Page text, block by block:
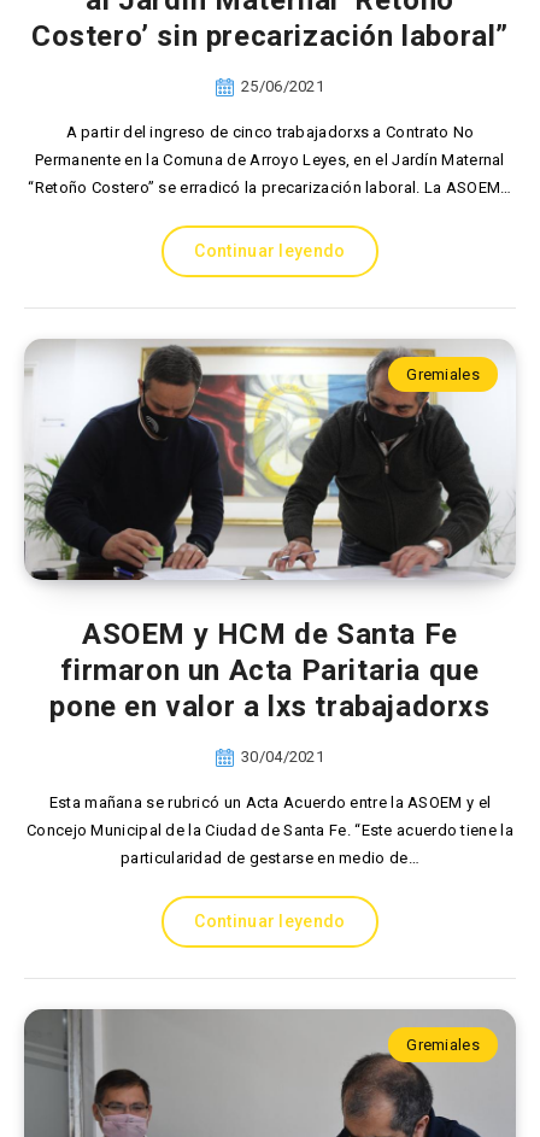
Costero’ sin precarización laboral”
25/06/2021
A partir del ingreso de cinco trabajadorxs a Contrato No
Permanente en la Comuna de Arroyo Leyes, en el Jardín Maternal
“Retoño Costero” se erradicó la precarización laboral. La ASOEM…
Continuar leyendo
Gremiales
ASOEM y HCM de Santa Fe
firmaron un Acta Paritaria que
pone en valor a lxs trabajadorxs
30/04/2021
Esta mañana se rubricó un Acta Acuerdo entre la ASOEM y el
Concejo Municipal de la Ciudad de Santa Fe. “Este acuerdo tiene la
particularidad de gestarse en medio de…
Continuar leyendo
Gremiales